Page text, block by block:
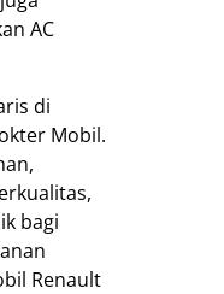
AC
di
Mobil.
bagi
Renault